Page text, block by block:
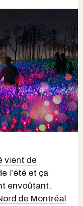
vient de
l'été et ça
envoûtant.
de Montréal